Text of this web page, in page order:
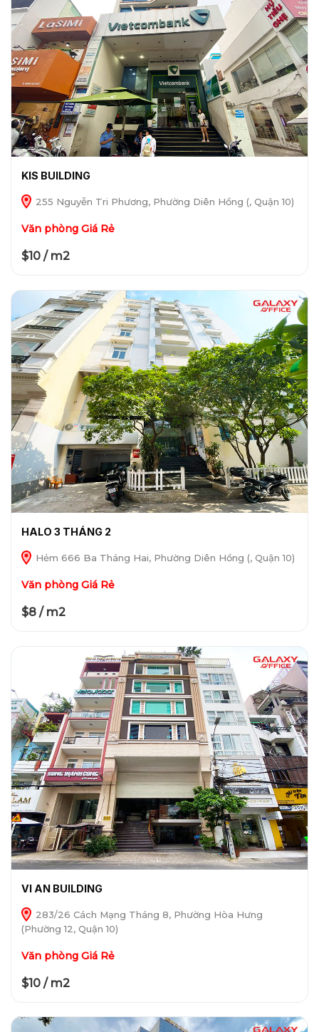
KIS BUILDING
255 Nguyễn Tri Phương, Phường Diên Hồng (, Quận 10)
Văn phòng Giá Rẻ
$10 / m2
HALO 3 THÁNG 2
Hẻm 666 Ba Tháng Hai, Phường Diên Hồng (, Quận 10)
Văn phòng Giá Rẻ
$8 / m2
VI AN BUILDING
283/26 Cách Mạng Tháng 8, Phường Hòa Hưng
(Phường 12, Quận 10)
Văn phòng Giá Rẻ
$10 / m2